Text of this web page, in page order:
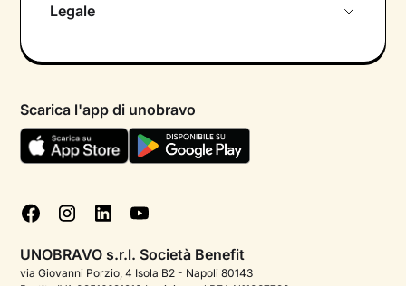
Psicologo in chat
Aiuto urgente
FAQ
Podcast di psicologia
Legale
Termini e condizioni
Informativa Privacy
Cookie policy
Gestisci cookie
Scarica l'app di unobravo
UNOBRAVO s.r.l. Società Benefit
via Giovanni Porzio, 4 Isola B2 - Napoli 80143